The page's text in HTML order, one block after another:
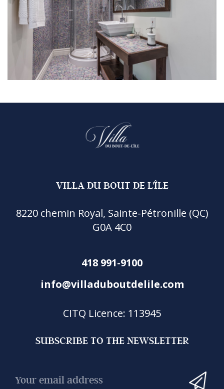
VILLA DU BOUT DE L'ÎLE
8220 chemin Royal, Sainte-Pétronille (QC)
G0A 4C0
418 991-9100
info@villaduboutdelile.com
CITQ Licence: 113945
SUBSCRIBE TO THE NEWSLETTER